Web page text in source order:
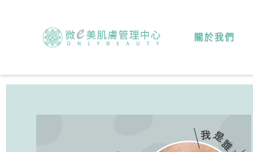
關於我們